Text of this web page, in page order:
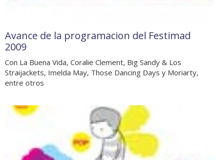
Avance de la programacion del Festimad
2009
Con La Buena Vida, Coralie Clement, Big Sandy & Los
Straijackets, Imelda May, Those Dancing Days y Moriarty,
entre otros